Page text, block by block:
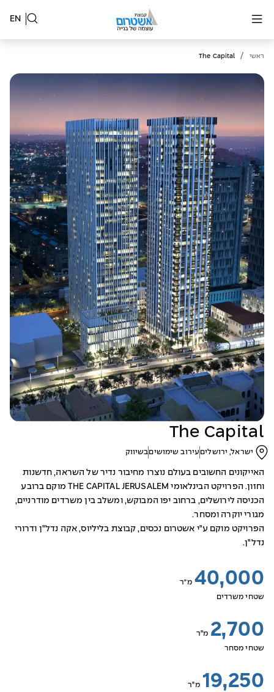
EN
ראשי /
The Capital
The Capital
ישראל, ירושלים עירוב שימושיםבשיווק
האייקונים החשובים בעולם נוצרו מחיבור נדיר של השראה, חדשנות
וחזון. הפרויקט הבינלאומי THE CAPITAL JERUSALEM מוקם ברובע
הכניסה לירושלים, ברחוב יפו המבוקש, ומשלב בין משרדים מודרניים,
מגורי יוקרה ומסחר.
הפרויקט מוקם ע"י אשטרום נכסים, קבוצת בליליוס, אקה נדל"ן ודרורי
נדל"ן.
40,000 מ״ר
שטחי משרדים
2,700 מ"ר
שטחי מסחר
19,250 מ"ר